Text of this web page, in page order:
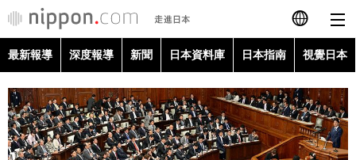
日本語
English
简体字
最新報導
最新報導 深度報導 新聞 日本資料庫 日本指南 視覺日本